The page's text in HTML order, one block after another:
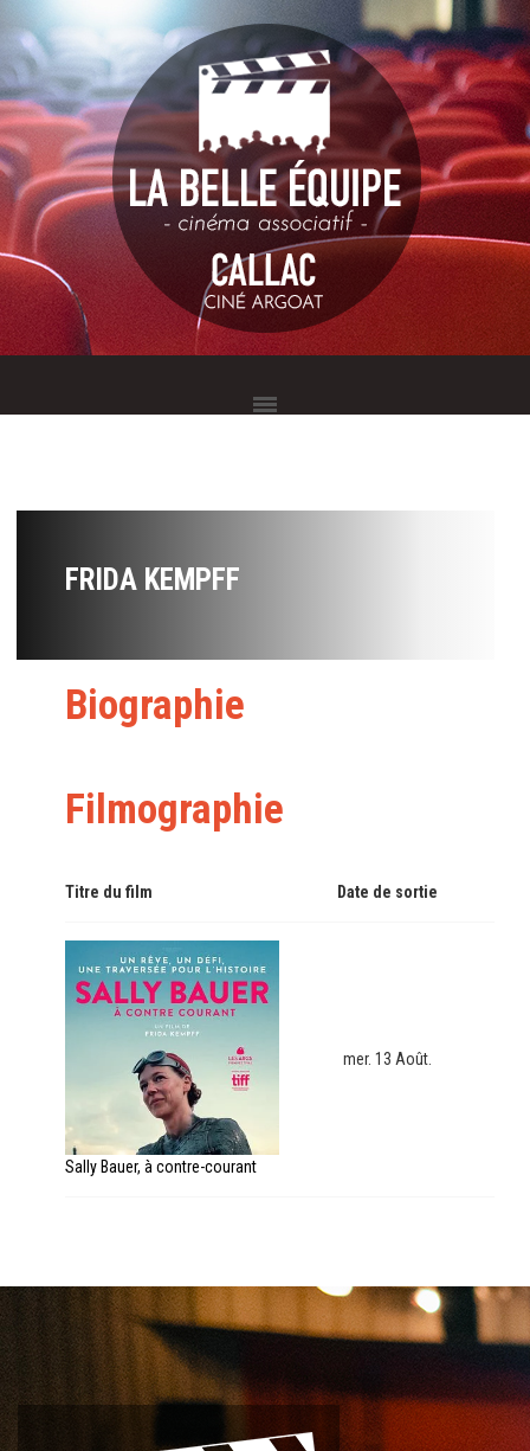
FRIDA KEMPFF
Biographie
Filmographie
Titre du film Date de sortie
Sally Bauer, à contre-courant
mer. 13 Août.